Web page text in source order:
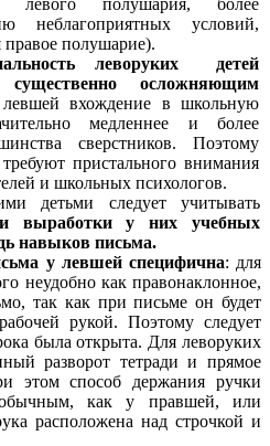
левого полушария, более
неблагоприятных условий,
правое полушарие).
леворуких детей
осложняющим
вхождение в школьную
медленнее и более
сверстников. Поэтому
пристального внимания
и школьных психологов.
детьми следует учитывать
выработки у них учебных
навыков письма.
у левшей специфична: для
неудобно как правонаклонное,
так как при письме он будет
рукой. Поэтому следует
была открыта. Для леворуких
разворот тетради и прямое
этом способ держания ручки
как у правшей, или
расположена над строчкой и